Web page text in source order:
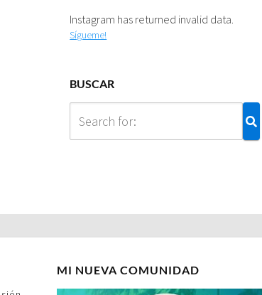
Instagram has returned invalid data.
Sígueme!
BUSCAR
MI NUEVA COMUNIDAD